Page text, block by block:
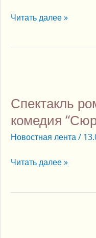
Читать далее »
Спектакль
комедия
Новостная лента/
комедия
“Сюрприз”
Читать далее »